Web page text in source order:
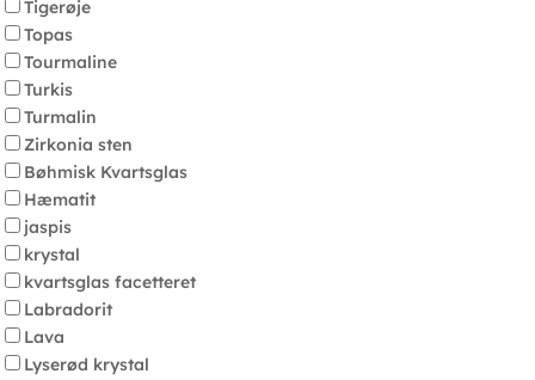
Tigerøje
Topas
Tourmaline
Turkis
Turmalin
Zirkonia sten
Bøhmisk Kvartsglas
Hæmatit
jaspis
krystal
kvartsglas facetteret
Labradorit
Lava
Lyserød krystal